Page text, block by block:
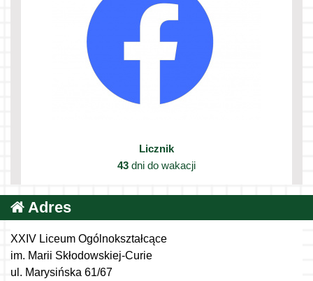
Licznik
43 dni do wakacji
Adres
XXIV Liceum Ogólnokształcące
im. Marii Skłodowskiej-Curie
ul. Marysińska 61/67